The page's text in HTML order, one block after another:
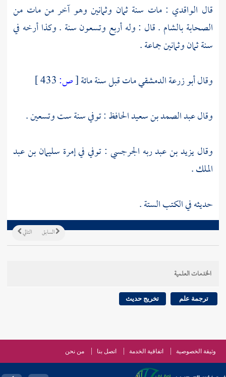
قال الواقدي : مات سنة ثمان وثمانين وهو آخر من مات من
الصحابةبالشام . قال : وله أربع وتسعون سنة . وكذا أرخه في
سنة ثمان وثمانين جماعة .
وقالأبو زرعة الدمشقيمات قبل سنة مائة[ص:
وقالعبد الصمد بن سعيد الحافظ: توفي سنة ست وتسعين .
وقاليزيد بن عبد ربه الجرجسي : توفي في إمرة سليمان بن عبد
الملك.
حديثه في الكتب الستة .
التالي السابق
الخدمات العلمية
ترجمة علم تخريج حديث
وثيقة الخصوصية اتفاقية الخدمة اتصل بنا من نحن